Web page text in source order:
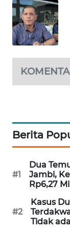
Berita
#1
Dua
Jambi,
Rp6,27
#2
Kasus
Tidak
TAMBANG
NEWS
SIBARAGAS
NEWS
METRO
SIANTAR
NEWS
METRO
MEDAN